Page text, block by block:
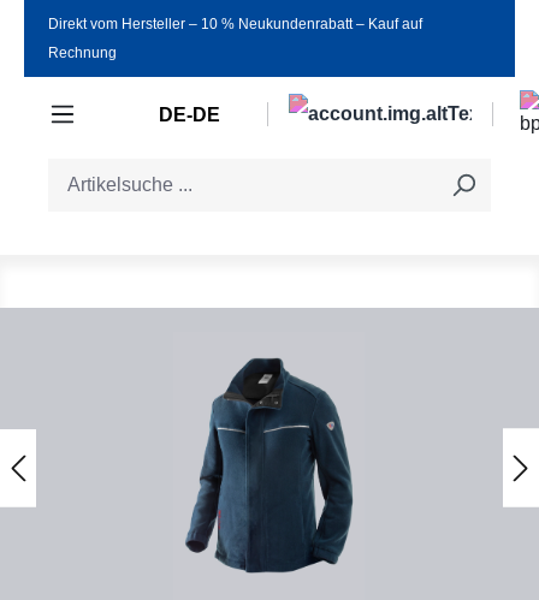
Zum Hauptinhalt springen
Direkt vom Hersteller ‒ 10 % Neukundenrabatt ‒ Kauf auf
Rechnung
DE-DE